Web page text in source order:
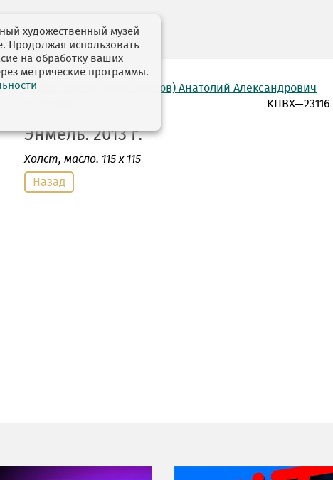
автор: Силов (Александров) Анатолий Александрович
КПВХ—23116
Энмель. 2013 г.
Холст, масло. 115 х 115
Назад
НИ ДНЯ БЕЗ ДАТЫ...
художественный музей
Продолжая использовать
на обработку ваших
метрические программы.